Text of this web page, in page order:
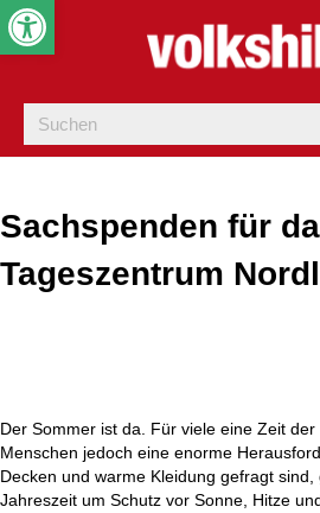
Sachspenden für
Tageszentrum
Der Sommer ist da. Für viele eine Zeit
Menschen jedoch eine enorme
Decken und warme Kleidung gefragt
Jahreszeit um Schutz vor Sonne, Hitze